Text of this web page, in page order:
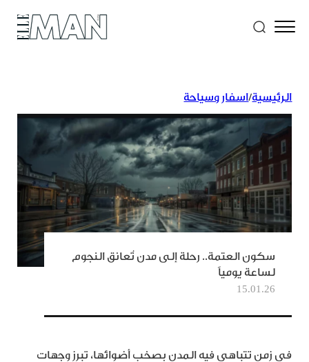
الرئيسية/اسفار وسياحة
سكون العتمة.. رحلة إلى مدن تُعانق النجوم
لساعة يومياً
15.01.26
في زمن تتباهى فيه المدن بصخب أضوائها، تبرز وجهات